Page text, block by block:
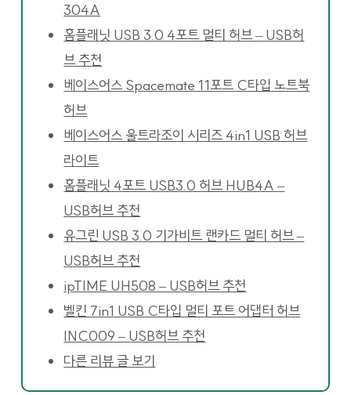
304A
홈플래닛 USB 3.0 4포트 멀티 허브 – USB허
브 추천
베이스어스 Spacemate 11포트 C타입 노트북
허브
베이스어스 울트라조이 시리즈 4in1 USB 허브
라이트
홈플래닛 4포트 USB3.0 허브 HUB4A –
USB허브 추천
유그린 USB 3.0 기가비트 랜카드 멀티 허브 –
USB허브 추천
ipTIME UH508 – USB허브 추천
벨킨 7in1 USB C타입 멀티 포트 어댑터 허브
INC009 – USB허브 추천
다른 리뷰 글 보기